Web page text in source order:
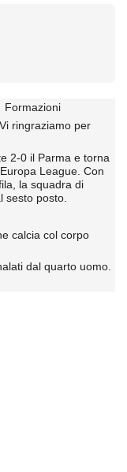
Formazioni
ringraziamo per
2-0 il Parma e torna
League. Con
la squadra di
sesto posto.
calcia col corpo
dal quarto uomo.